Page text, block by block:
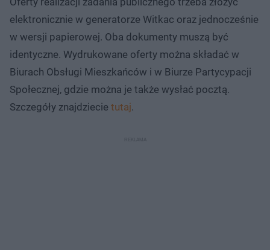
elektronicznie w generatorze Witkac oraz jednocześnie
w wersji papierowej. Oba dokumenty muszą być
identyczne. Wydrukowane oferty można składać w
Biurach Obsługi Mieszkańców i w Biurze Partycypacji
Społecznej, gdzie można je także wysłać pocztą.
Szczegóły znajdziecie tutaj.